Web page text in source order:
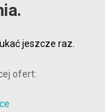
jeszcze raz.
ofert: